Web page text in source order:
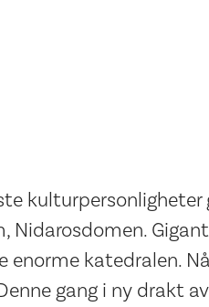
Nidarosdomen.
enorme katedralen.
gang i ny drakt av